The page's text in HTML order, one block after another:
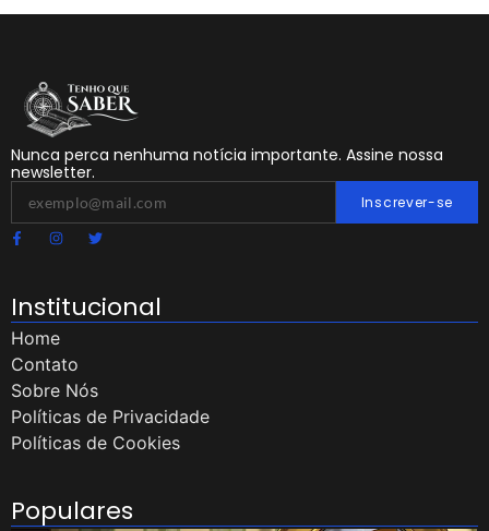
Nunca perca nenhuma notícia importante. Assine nossa
newsletter.
Inscrever-se
Institucional
Home
Contato
Sobre Nós
Políticas de Privacidade
Políticas de Cookies
Populares